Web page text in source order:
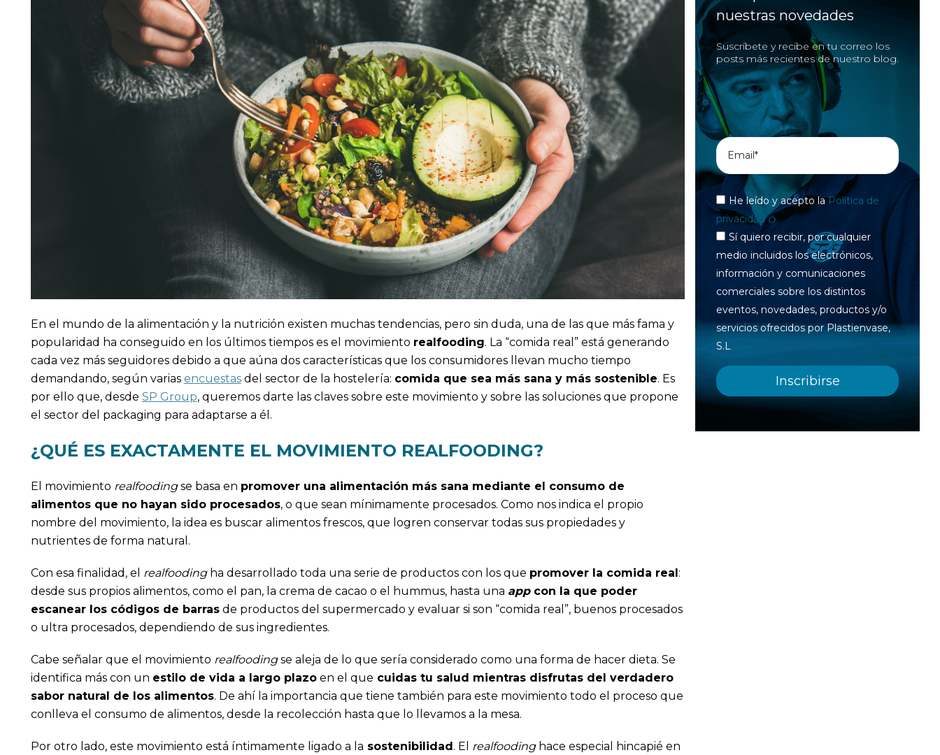
En el mundo de la alimentación y la nutrición existen muchas tendencias, pero sin duda, una de las que más fama y
popularidad ha conseguido en los últimos tiempos es el movimiento realfooding. La “comida real” está generando
cada vez más seguidores debido a que aúna dos características que los consumidores llevan mucho tiempo
demandando, según varias encuestasdel sector de la hostelería: comida que sea más sana y más sostenible. Es
por ello que, desde SP Group, queremos darte las claves sobre este movimiento y sobre las soluciones que propone
el sector del packaging para adaptarse a él.
¿QUÉ ES EXACTAMENTE EL MOVIMIENTO REALFOODING?
El movimiento realfoodingse basa en promover una alimentación más sana mediante el consumo de
alimentos que no hayan sido procesados, o que sean mínimamente procesados. Como nos indica el propio
nombre del movimiento, la idea es buscar alimentos frescos, que logren conservar todas sus propiedades y
nutrientes de forma natural.
Con esa finalidad, el realfoodingha desarrollado toda una serie de productos con los que promover la comida real :
desde sus propios alimentos, como el pan, la crema de cacao o el hummus, hasta una appcon la que poder
escanear los códigos de barrasde productos del supermercado y evaluar si son “comida real”, buenos procesados
o ultra procesados, dependiendo de sus ingredientes.
Cabe señalar que el movimiento realfoodingse aleja de lo que sería considerado como una forma de hacer dieta. Se
identifica más con un estilo de vida a largo plazoen el que cuidas tu salud mientras disfrutas del verdadero
sabor natural de los alimentos. De ahí la importancia que tiene también para este movimiento todo el proceso que
conlleva el consumo de alimentos, desde la recolección hasta que lo llevamos a la mesa.
Por otro lado, este movimiento está íntimamente ligado a la sostenibilidad . El realfoodinghace especial hincapié en
nuestras novedades
Suscríbete y recibe en tu correo los
posts más recientes de nuestro blog.
He leído y acepto laPolítica de
privacidad
Sí quiero recibir, por cualquier
medio incluidos los electrónicos,
información y comunicaciones
comerciales sobre los distintos
eventos, novedades, productos y/o
servicios ofrecidos por Plastienvase,
S.L